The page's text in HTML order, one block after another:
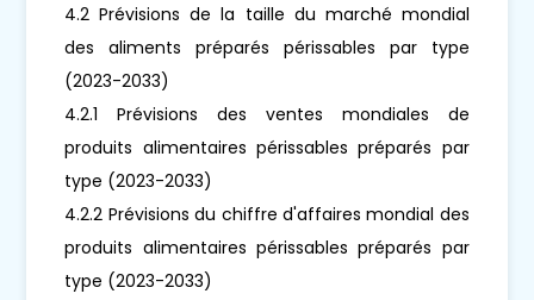
4.2 Prévisions de la taille du marché mondial
des aliments préparés périssables par type
(2023-2033)
4.2.1 Prévisions des ventes mondiales de
produits alimentaires périssables préparés par
type (2023-2033)
4.2.2 Prévisions du chiffre d'affaires mondial des
produits alimentaires périssables préparés par
type (2023-2033)